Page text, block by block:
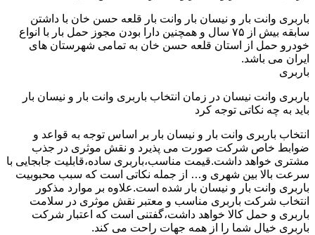
باربری وانت بار و نیسان بار وانت بار قلعه حسن خان با داشتن
سابقه بیش از ۷۵ سال و همچنین دارا بودن مجوز حمل بار با انواع
خودرو حمل از استان قلعه حسن خان به تمامی شهرستان های
ایران می باشد.
باربری
باربری وانت نیسان در زمان انتخاب باربری وانت بار و نیسان بار
باید به چه نکاتی توجه کرد
انتخاب باربری وانت بار و نیسان بار بر اساس توجه به قواعد و
ضوابط خاص شرکت صورت می پذیرد و نقش موثری در جذب
مشتری خواهد داشت.قیمت مناسب،باربری ساده،قابلیت جابجایی با
سرعت بالا بین شهری و… از جمله نکاتی است که سبب محبوبیت
باربری وانت بار و نیسان بار شده است.علاوه بر موارد مذکور
انتخاب شرکت باربری مناسب و معتبر نقش موثری در سلامت
باربری و حمل کالا خواهد داشت،گفتنی است که اعتبار شرکت
باربری خیال شما را از همه جهات راحت می کند.